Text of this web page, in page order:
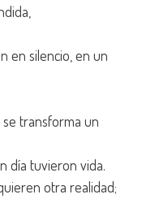
en silencio, en un
se transforma un
día tuvieron vida.
otra realidad;